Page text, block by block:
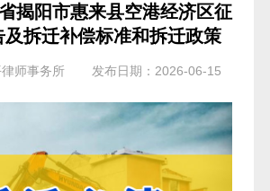
揭阳市惠来县空港经济区征
及拆迁补偿标准和拆迁政策
师事务所 发布日期：2026-06-15